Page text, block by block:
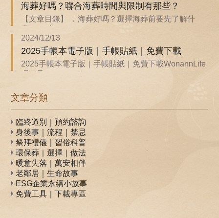
海葬好嗎？聯合海葬時間與限制有那些？
【文章目錄】 ．海葬好嗎？選擇海葬前要先了解什
2024/12/13
2025手帳本電子版｜手帳貼紙｜免費下載
2025手帳本電子版｜手帳貼紙｜免費下載WonannLife
文章分類
臨終道別｜預約諮詢
身後事｜流程｜禁忌
祭拜禮儀｜習俗科普
環保葬｜選擇｜做法
暖意失落｜萬安相伴
老鄰居｜生命故事
ESG企業永續小故事
免費工具｜下載專區